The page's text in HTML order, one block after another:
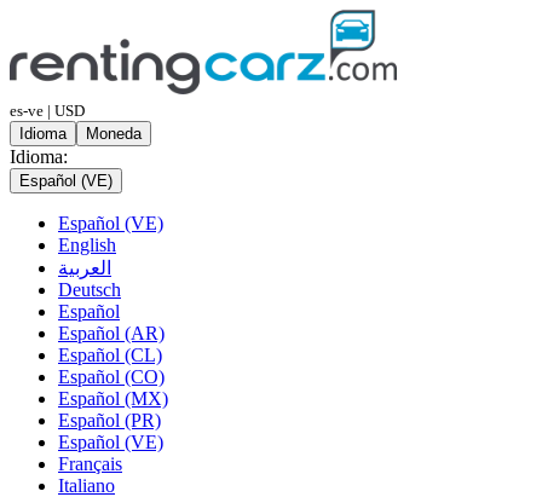
es-ve | USD
Idioma
Moneda
Idioma:
Español (VE)
Español (VE)
English
العربية
Deutsch
Español
Español (AR)
Español (CL)
Español (CO)
Español (MX)
Español (PR)
Español (VE)
Français
Italiano